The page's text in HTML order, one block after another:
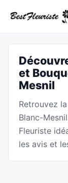
et
Mesnil
Retrouvez
Blanc-
Fleuriste
les avis et